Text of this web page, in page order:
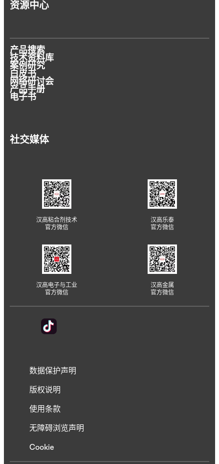
资源中心
产品搜索
技术资料库
案例研究
白皮书
网络研讨会
产品手册
电子书
社交媒体
汉高粘合剂技术
官方微信
汉高乐泰
官方微信
汉高电子与工业
官方微信
汉高金属
官方微信
数据保护声明
版权说明
使用条款
无障碍浏览声明
Cookie